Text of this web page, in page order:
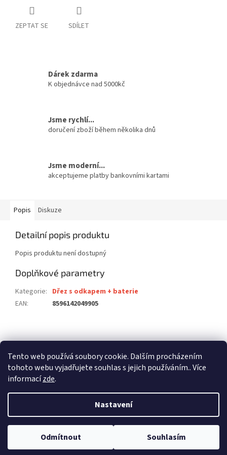
Tento web používá soubory cookie. Dalším procházením
tohoto webu vyjadřujete souhlas s jejich používáním.. Více
informacízde.
Nastavení
Odmítnout Souhlasím
ZEPTAT SE SDÍLET
Dárek zdarma
K objednávce nad 5000kč
Jsme rychlí...
doručení zboží během několika dnů
Jsme moderní...
akceptujeme platby bankovními kartami
Popis Diskuze
Detailní popis produktu
Popis produktu není dostupný
Doplňkové parametry
Kategorie: Dřez s odkapem + baterie
EAN: 8596142049905
á
stavební pouzdra SCRIGNO
Vytvořil Shoptet
Copyright 2026dalago.cz . Všechna práva vyhrazena.